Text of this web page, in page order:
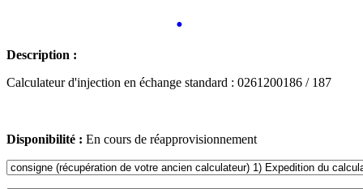
•
Description :
Calculateur d'injection en échange standard : 0261200186 / 187
Disponibilité : En cours de réapprovisionnement